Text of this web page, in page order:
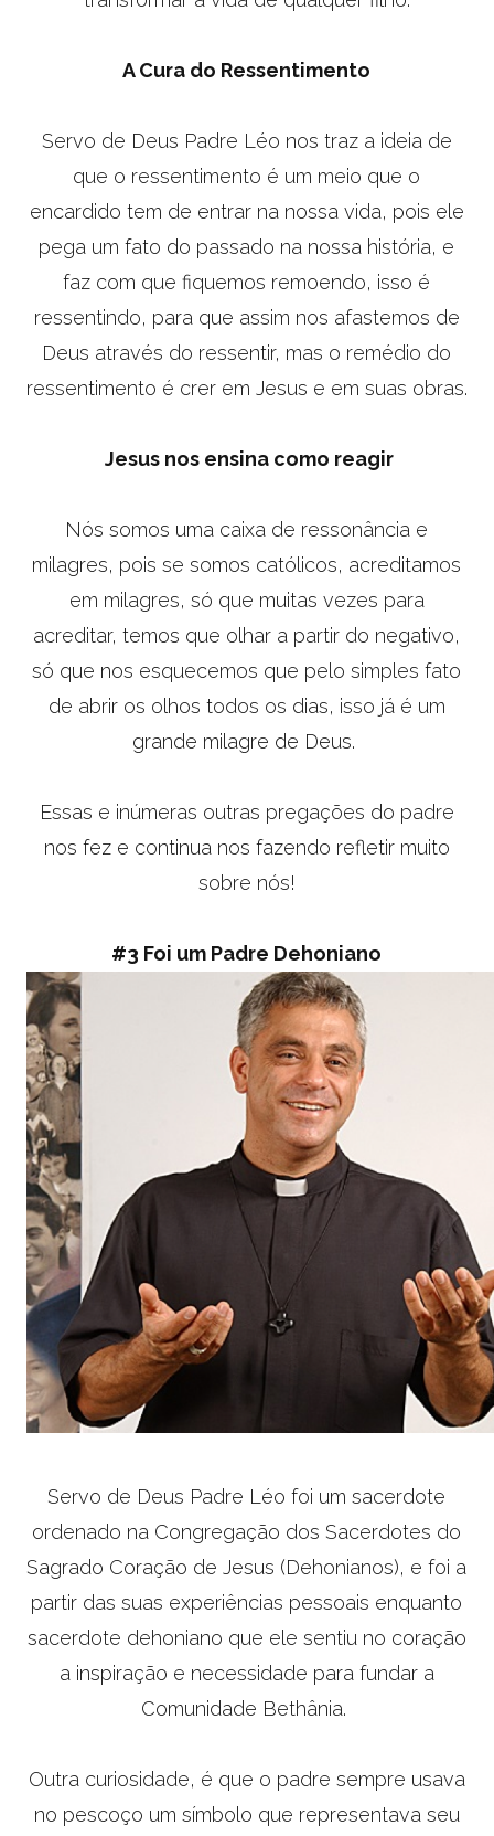
A Cura do Ressentimento
Servo de Deus Padre Léo nos traz a ideia de
que o ressentimento é um meio que o
encardido tem de entrar na nossa vida, pois ele
pega um fato do passado na nossa história, e
faz com que fiquemos remoendo, isso é
ressentindo, para que assim nos afastemos de
Deus através do ressentir, mas o remédio do
ressentimento é crer em Jesus e em suas obras.
Jesus nos ensina como reagir
Nós somos uma caixa de ressonância e
milagres, pois se somos católicos, acreditamos
em milagres, só que muitas vezes para
acreditar, temos que olhar a partir do negativo,
só que nos esquecemos que pelo simples fato
de abrir os olhos todos os dias, isso já é um
grande milagre de Deus.
Essas e inúmeras outras pregações do padre
nos fez e continua nos fazendo refletir muito
sobre nós!
#3 Foi um Padre Dehoniano
Servo de Deus Padre Léo foi um sacerdote
ordenado na Congregação dos Sacerdotes do
Sagrado Coração de Jesus (Dehonianos), e foi a
partir das suas experiências pessoais enquanto
sacerdote dehoniano que ele sentiu no coração
a inspiração e necessidade para fundar a
Comunidade Bethânia.
Outra curiosidade, é que o padre sempre usava
no pescoço um símbolo que representava seu